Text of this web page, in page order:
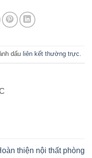
dấu liên kết thường trực.
thiện nội thất phòng